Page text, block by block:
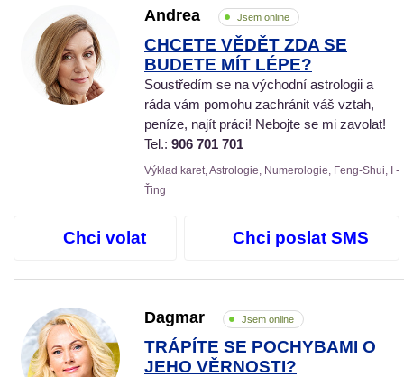
Andrea Jsem online
CHCETE VĚDĚT ZDA SE
BUDETE MÍT LÉPE?
Soustředím se na východní astrologii a
ráda vám pomohu zachránit váš vztah,
peníze, najít práci! Nebojte se mi zavolat!
Tel.: 906 701 701
Výklad karet, Astrologie, Numerologie, Feng-Shui, I -
Ťing
Chci volat Chci poslat SMS
Dagmar Jsem online
TRÁPÍTE SE POCHYBAMI O
JEHO VĚRNOSTI?